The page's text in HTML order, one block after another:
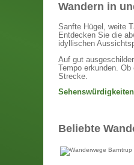
Wandern in
Sanfte Hügel, weite
Entdecken Sie die
idyllischen
Auf gut
Tempo erkunden.
Strecke.
Beliebte